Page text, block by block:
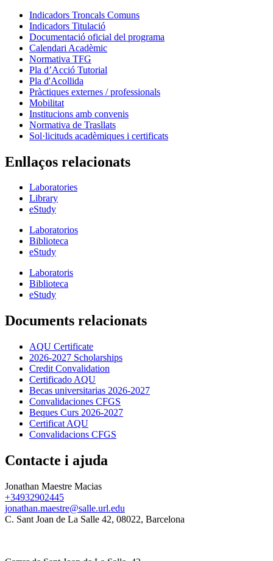
Indicadors Troncals Comuns
Indicadors Titulació
Documentació oficial del programa
Calendari Acadèmic
Normativa TFG
Pla d’Acció Tutorial
Pla d'Acollida
Pràctiques externes / professionals
Mobilitat
Institucions amb convenis
Normativa de Trasllats
Sol·licituds acadèmiques i certificats
Enllaços relacionats
Laboratories
Library
eStudy
Laboratorios
Biblioteca
eStudy
Laboratoris
Biblioteca
eStudy
Documents relacionats
AQU Certificate
2026-2027 Scholarships
Credit Convalidation
Certificado AQU
Becas universitarias 2026-2027
Convalidaciones CFGS
Beques Curs 2026-2027
Certificat AQU
Convalidacions CFGS
Contacte i ajuda
Jonathan Maestre Macias
+34932902445
jonathan.maestre@salle.url.edu
C. Sant Joan de La Salle 42, 08022, Barcelona